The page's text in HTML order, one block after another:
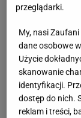
straty, po
Lakoniczny
Jednym z
przeglądarki.
My, nasi
dane osobowe
Użycie
skanowanie
identyfikacji.
dostęp do nich.
reklam i treści,